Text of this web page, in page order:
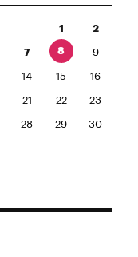
1 2
7 8 9
14 15 16
21 22 23
28 29 30